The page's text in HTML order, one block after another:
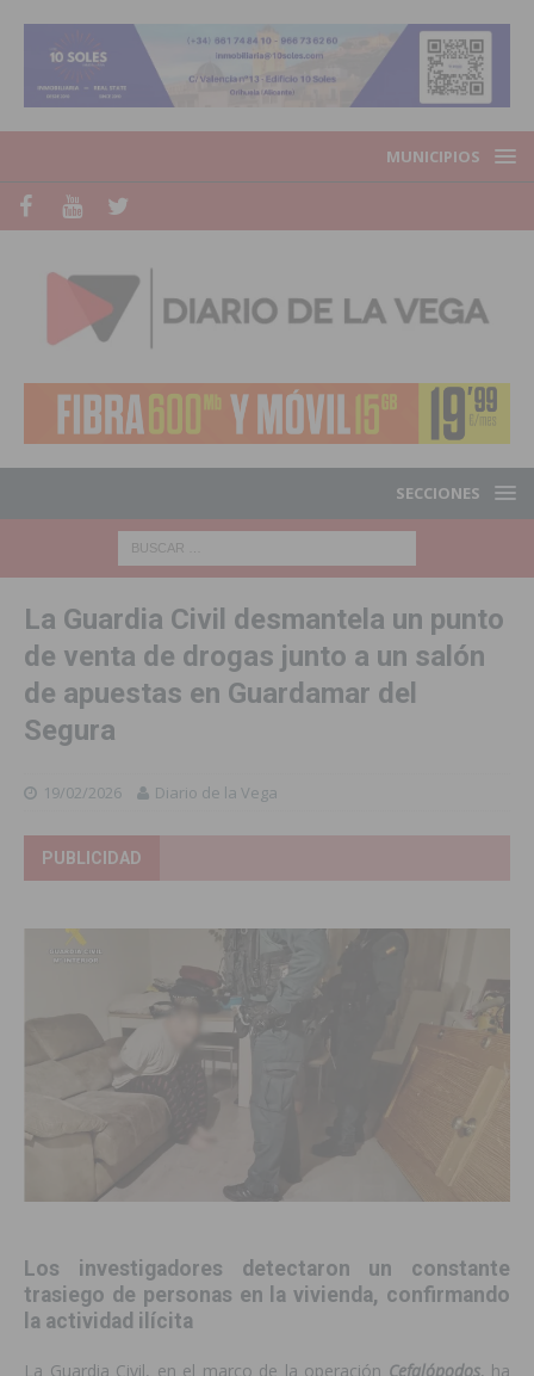
MUNICIPIOS
SECCIONES
La Guardia Civil desmantela un punto
de venta de drogas junto a un salón
de apuestas en Guardamar del
Segura
19/02/2026 Diario de la Vega
PUBLICIDAD
Los investigadores detectaron un constante
trasiego de personas en la vivienda, confirmando
la actividad ilícita
La Guardia Civil, en el marco de la operación Cefalópodos, ha